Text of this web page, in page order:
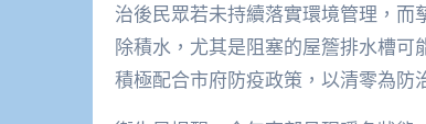
治後民眾若未持續落實環境管理，
除積水，尤其是阻塞的屋簷排水槽可
積極配合市府防疫政策，以清零為防